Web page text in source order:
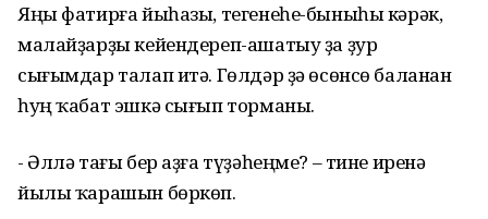
Яңы фатирға йыһазы, тегенеһе-быныһы кәрәк,
малайҙарҙы кейендереп-ашатыу ҙа ҙур
сығымдар талап итә. Гөлдәр ҙә өсөнсө баланан
һуң ҡабат эшкә сығып торманы.
- Әллә тағы бер аҙға түҙәһеңме? – тине иренә
йылы ҡарашын бөркөп.